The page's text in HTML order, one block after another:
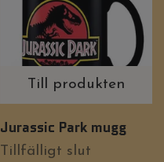
Till produkten
Jurassic Park mugg
Tillfälligt slut